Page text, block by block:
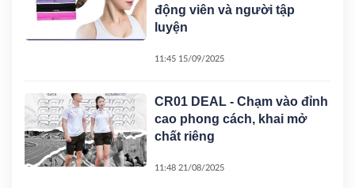
động viên và người tập
luyện
11:45 15/09/2025
CR01 DEAL - Chạm vào đỉnh
cao phong cách, khai mở
chất riêng
11:48 21/08/2025